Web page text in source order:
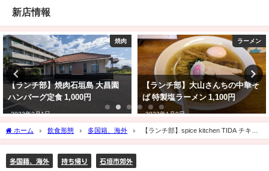
新店情報
焼肉
【ランチ部】焼肉石垣島 大昌園
ハンバーグ定食 1,000円
2023年2月1日
ラーメン
【ランチ部】大山さんちの中華そ
ば 特製塩ラーメン 1,100円
2023年1月9日
ホーム 飲食形態 多国籍、海外
【ランチ部】spice kitchen TIDA チキン
カレー 1,000円
多国籍、海外 持ち帰り 石垣市郊外